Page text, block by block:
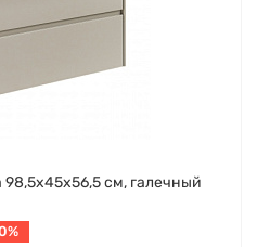
см, галечный